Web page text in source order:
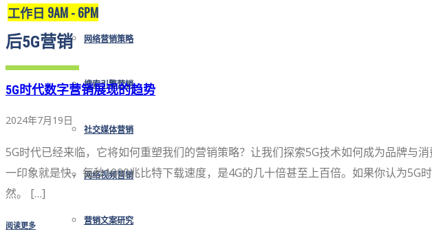
工作日 9AM - 6PM
网络营销策略
搜索引擎营销
社交媒体营销
网络视频营销
营销文案研究
后5G营销
5G时代数字营销展现的趋势
2024年7月19日
5G时代已经来临，它将如何重塑我们的营销策略？让我们探索5G技术如何成为品牌与
一印象就是快，每秒1000兆比特下载速度，是4G的几十倍甚至上百倍。如果你认为
然。 […]
阅读更多